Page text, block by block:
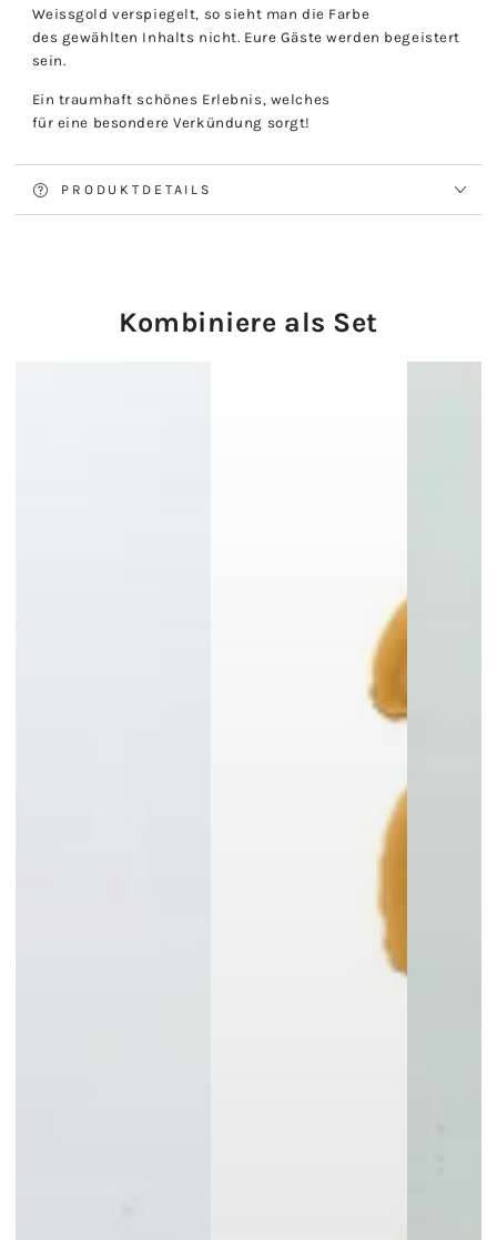
Weissgold verspiegelt, so sieht man die Farbe
des gewählten Inhalts nicht. Eure Gäste werden begeistert
sein.
Ein traumhaft schönes Erlebnis, welches
für eine besondere Verkündung sorgt!
PRODUKTDETAILS
Kombiniere als Set